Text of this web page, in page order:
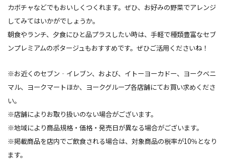
カボチャなどでもおいしくつくれます。ぜひ、お好みの野菜でアレンジ
してみてはいかがでしょうか。
朝食やランチ、夕食にひと品プラスしたい時は、手軽で種類豊富なセブ
ンプレミアムのポタージュもおすすめです。ぜひご活用くださいね！
※お近くのセブン‐イレブン、および、イトーヨーカドー、ヨークベニ
マル、ヨークマートほか、ヨークグループ各店舗にてお買い求めくださ
い。
※店舗によりお取り扱いのない場合がございます。
※地域により商品規格・価格・発売日が異なる場合がございます。
※掲載商品を店内でご飲食される場合は、対象商品の税率が10％となり
ます。